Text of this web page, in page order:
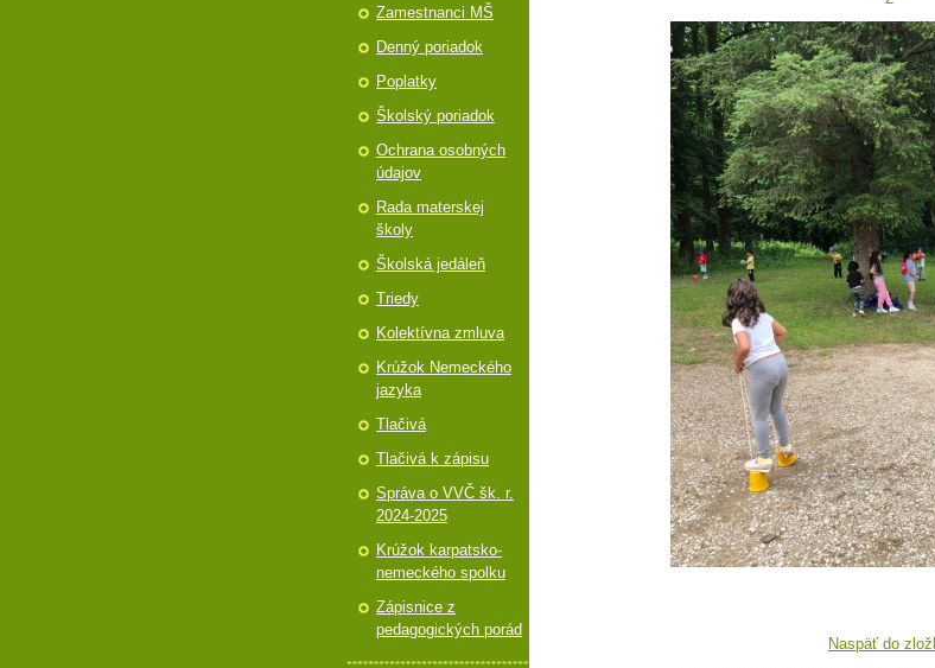
Naspäť do
Zamestnanci MŠ
Denný poriadok
Poplatky
Školský poriadok
Ochrana osobných
údajov
Rada materskej
školy
Školská jedáleň
Triedy
Kolektívna zmluva
Krúžok Nemeckého
jazyka
Tlačivá
Tlačivá k zápisu
Správa o VVČ šk. r.
2024-2025
Krúžok karpatsko-
nemeckého spolku
Zápisnice z
pedagogických porád